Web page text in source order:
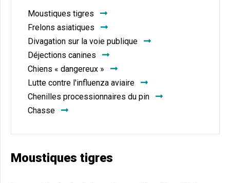
Moustiques tigres
Frelons asiatiques
Divagation sur la voie publique
Déjections canines
Chiens « dangereux »
Lutte contre l'influenza aviaire
Chenilles processionnaires du pin
Chasse
Moustiques tigres